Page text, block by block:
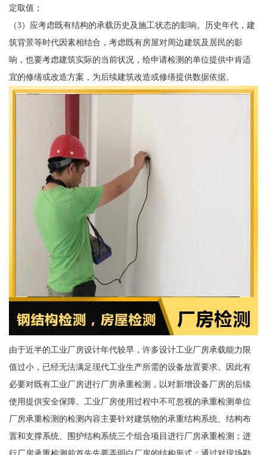
定取值；
（3）应考虑既有结构的承载历史及施工状态的影响。历史年代，建
筑背景等时代因素相结合，考虑既有房屋对周边建筑及居民的影
响，也要考虑建筑实际的当前状况，给申请检测的单位提供中肯适
宜的修缮或改造方案，为后续建筑改造或修缮提供数据依据。
由于近半的工业厂房设计年代较早，许多设计工业厂房承载能力限
值过小，已经无法满足现代工业生产所需的设备放置要求。因此有
必要对既有工业厂房进行厂房承重检测，以对新增设备厂房的后续
使用提供安全保障。工业厂房使用过程中不可忽视的承重检测单位
厂房承重检测的检测内容主要针对建筑物的承重结构系统、结构布
置和支撑系统、围护结构系统三个组合项目进行厂房承重检测；进
行厂房承重检测前首先先要弄明白厂房的结构形式；通过对现场勘